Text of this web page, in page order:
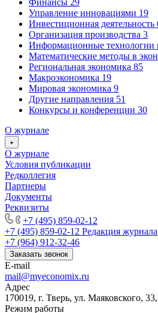
Управление инновациями 19
Инвестиционная деятельность
Организация производства 3
Информационные технологии
Математические методы в
Региональная экономика 85
Макроэкономика 19
Мировая экономика 9
Другие направления 51
Конкурсы и конференции 30
О журнале
О журнале
Условия публикации
Редколлегия
Партнеры
Документы
Реквизиты
+7 (495) 859-02-12
+7 (495) 859-02-12 Редакция журнала
+7 (964) 912-32-46
Заказать звонок
E-mail
mail@myeconomix.ru
Адрес
170019, г. Тверь, ул. Маяковского,
Режим работы